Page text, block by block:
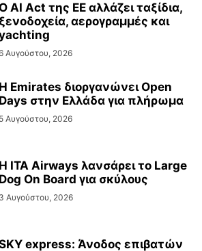
AI Act της ΕΕ αλλάζει ταξίδια,
ξενοδοχεία, αερογραμμές και
Αυγούστου, 2026
Η Emirates διοργανώνει Open
Days στην Ελλάδα για πλήρωμα
5 Αυγούστου, 2026
Η ITA Airways λανσάρει το Large
Dog On Board για σκύλους
3 Αυγούστου, 2026
express: Άνοδος επιβατών